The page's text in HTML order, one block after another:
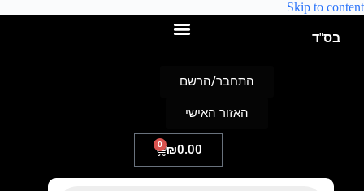
Skip to content
בס"ד
₪0.00
0
התחבר/הרשם
האזור האישי